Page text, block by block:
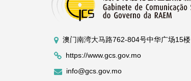
澳门南湾大马路762-804号中华广场15楼
https://www.gcs.gov.mo
info@gcs.gov.mo